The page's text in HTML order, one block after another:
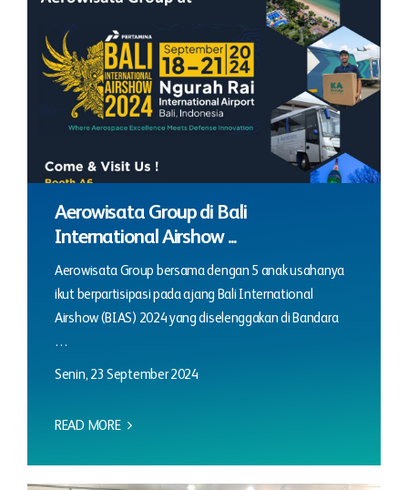
Aerowisata Group di Bali
International Airshow ...
Aerowisata Group bersama dengan 5 anak usahanya
ikut berpartisipasi pada ajang Bali International
Airshow (BIAS) 2024 yang diselenggakan di Bandara
…
Senin, 23 September 2024
READ MORE